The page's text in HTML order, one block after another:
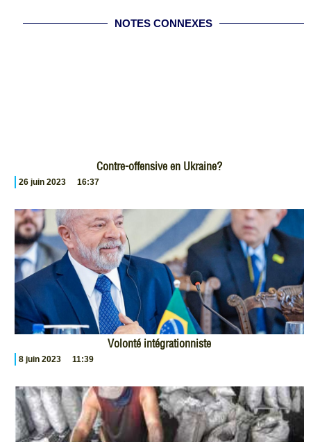
NOTES CONNEXES
Contre-offensive en Ukraine?
26 juin 2023 16:37
Volonté intégrationniste
8 juin 2023 11:39